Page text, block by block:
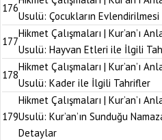
176
Usulü: Çocukların Evlendirilmesi
177
Hikmet Çalışmaları | Kur’an’ı
Usulü: Hayvan Etleri ile İlgili
178
Hikmet Çalışmaları | Kur’an’ı
Usulü: Kader ile İlgili Tahrifler
179
Hikmet Çalışmaları | Kur’an’ı
Usulü: Kur’an’ın Sunduğu
Detaylar